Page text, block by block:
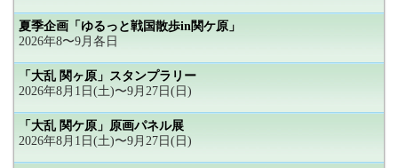
夏季企画「ゆるっと戦国散歩in関ケ原」
2026年8〜9月各日
「大乱 関ヶ原」スタンプラリー
2026年8月1日(土)〜9月27日(日)
「大乱 関ケ原」原画パネル展
2026年8月1日(土)〜9月27日(日)